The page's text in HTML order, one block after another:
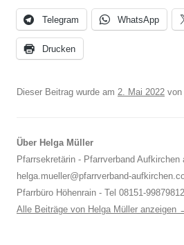
Telegram WhatsApp
Drucken
Dieser Beitrag wurde am 2. Mai 2022 von
Über Helga Müller
Pfarrsekretärin - Pfarrverband Aufkirchen
helga.mueller@pfarrverband-
Pfarrbüro Höhenrain - Tel 08151-
Alle Beiträge von Helga Müller anzeigen